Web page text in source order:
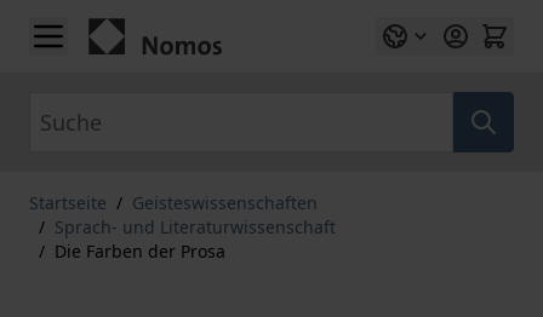
Zum Inhalt springen
Startseite / Geisteswissenschaften
/ Sprach- und Literaturwissenschaft
/ Die Farben der Prosa